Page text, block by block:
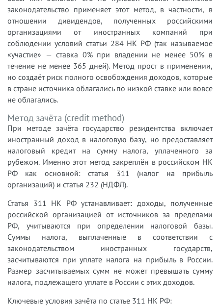
законодательство применяет этот метод, в частности, в
отношении дивидендов, полученных российскими
организациями от иностранных компаний при
соблюдении условий статьи 284 НК РФ (так называемое
«участие» — ставка 0% при владении не менее 50% в
течение не менее 365 дней). Метод прост в применении,
но создаёт риск полного освобождения доходов, которые
в стране источника облагались по низкой ставке или вовсе
не облагались.
Метод зачёта (credit method)
При методе зачёта государство резидентства включает
иностранный доход в налоговую базу, но предоставляет
налоговый кредит на сумму налога, уплаченного за
рубежом. Именно этот метод закреплён в российском НК
РФ как основной: статья 311 (налог на прибыль
организаций) и статья 232 (НДФЛ).
Статья 311 НК РФ устанавливает: доходы, полученные
российской организацией от источников за пределами
РФ, учитываются при определении налоговой базы.
Суммы налога, выплаченные в соответствии с
законодательством иностранных государств,
засчитываются при уплате налога на прибыль в России.
Размер засчитываемых сумм не может превышать сумму
налога, подлежащего уплате в России с этих доходов.
Ключевые условия зачёта по статье 311 НК РФ: